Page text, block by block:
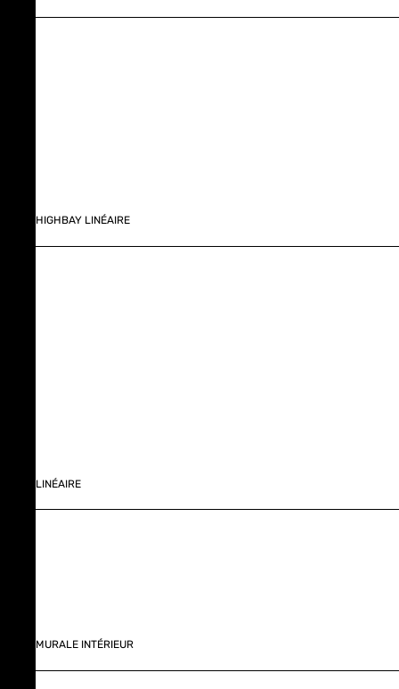
HIGHBAY LINÉAIRE
LINÉAIRE
MURALE INTÉRIEUR